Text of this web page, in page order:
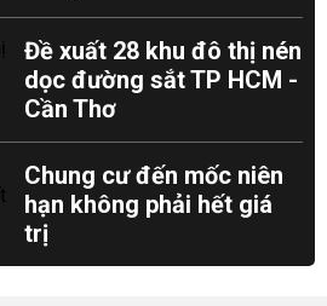
Đề xuất 28 khu đô thị nén
dọc đường sắt TP HCM -
Cần Thơ
Chung cư đến mốc niên
hạn không phải hết giá
trị